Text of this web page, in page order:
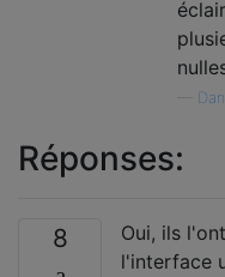
Réponses:
8
Oui, ils
l'interface